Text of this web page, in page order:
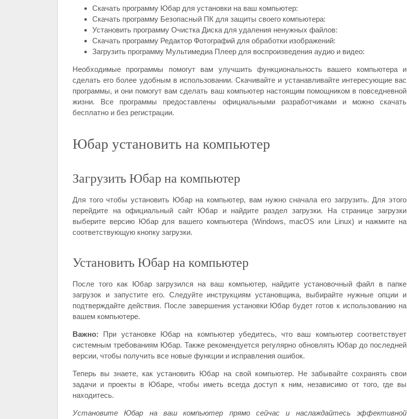
Скачать программу Юбар для установки на ваш компьютер:
Скачать программу Безопасный ПК для защиты своего компьютера:
Установить программу Очистка Диска для удаления ненужных файлов:
Скачать программу Редактор Фотографий для обработки изображений:
Загрузить программу Мультимедиа Плеер для воспроизведения аудио и видео:
Необходимые программы помогут вам улучшить функциональность вашего компьютера и
сделать его более удобным в использовании. Скачивайте и устанавливайте интересующие вас
программы, и они помогут вам сделать ваш компьютер настоящим помощником в повседневной
жизни. Все программы предоставлены официальными разработчиками и можно скачать
бесплатно и без регистрации.
Юбар установить на компьютер
Загрузить Юбар на компьютер
Для того чтобы установить Юбар на компьютер, вам нужно сначала его загрузить. Для этого
перейдите на официальный сайт Юбар и найдите раздел загрузки. На странице загрузки
выберите версию Юбар для вашего компьютера (Windows, macOS или Linux) и нажмите на
соответствующую кнопку загрузки.
Установить Юбар на компьютер
После того как Юбар загрузился на ваш компьютер, найдите установочный файл в папке
загрузок и запустите его. Следуйте инструкциям установщика, выбирайте нужные опции и
подтверждайте действия. После завершения установки Юбар будет готов к использованию на
вашем компьютере.
Важно: При установке Юбар на компьютер убедитесь, что ваш компьютер соответствует
системным требованиям Юбар. Также рекомендуется регулярно обновлять Юбар до последней
версии, чтобы получить все новые функции и исправления ошибок.
Теперь вы знаете, как установить Юбар на свой компьютер. Не забывайте сохранять свои
задачи и проекты в Юбаре, чтобы иметь всегда доступ к ним, независимо от того, где вы
находитесь.
Установите Юбар на ваш компьютер прямо сейчас и наслаждайтесь эффективной